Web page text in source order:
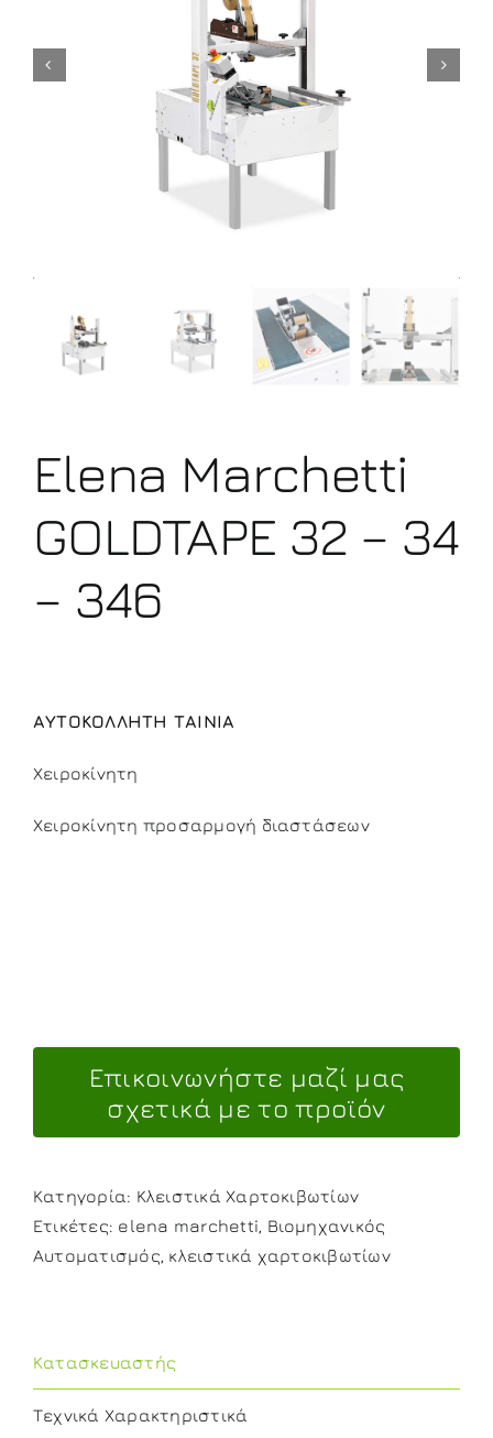
Εlena Μarchetti
GOLDTAPE 32 – 34
– 346
ΑΥΤΟΚΟΛΛΗΤΗ ΤΑΙΝΙΑ
Χειροκίνητη
Χειροκίνητη προσαρμογή διαστάσεων
Κατηγορία: Κλειστικά Χαρτοκιβωτίων
Ετικέτες: elena marchetti, Βιομηχανικός
Αυτοματισμός, κλειστικά χαρτοκιβωτίων
Κατασκευαστής
Τεχνικά Χαρακτηριστικά